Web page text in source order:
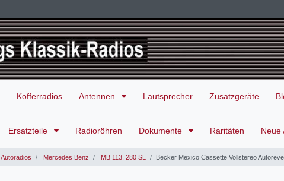
Kofferradios Antennen Lautsprecher Zusatzgeräte
Ersatzteile Radioröhren Dokumente Raritäten Neue
Autoradios Mercedes Benz MB 113, 280 SL Becker Mexico Cassette Vollstereo